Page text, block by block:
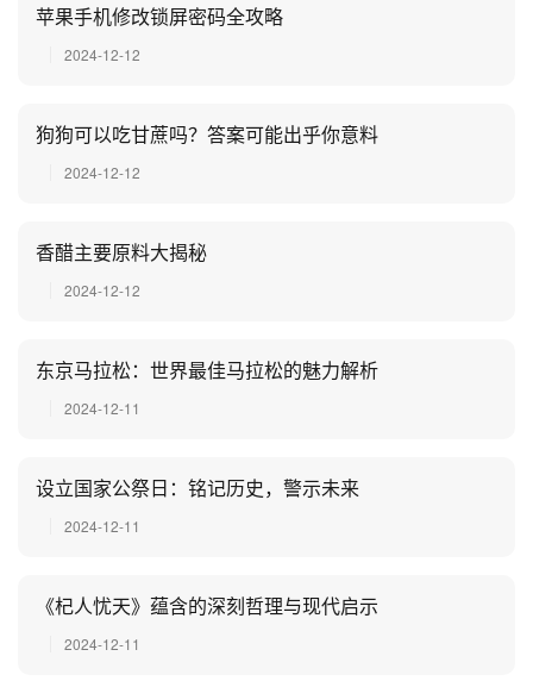
苹果手机修改锁屏密码全攻略
2024-12-12
狗狗可以吃甘蔗吗？答案可能出乎你意料
2024-12-12
香醋主要原料大揭秘
2024-12-12
东京马拉松：世界最佳马拉松的魅力解析
2024-12-11
设立国家公祭日：铭记历史，警示未来
2024-12-11
《杞人忧天》蕴含的深刻哲理与现代启示
2024-12-11